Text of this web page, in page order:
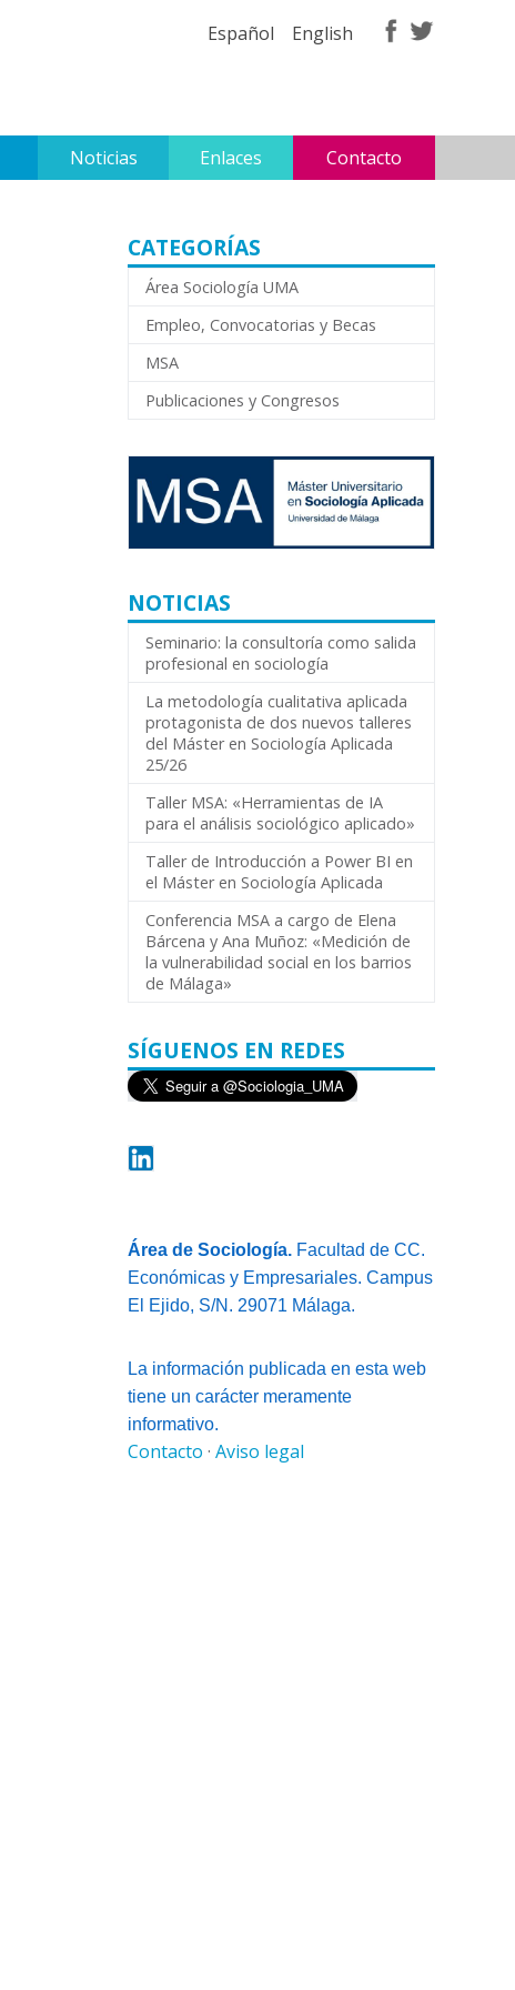
Español English
Noticias Enlaces Contacto
CATEGORÍAS
Área Sociología UMA
Empleo, Convocatorias y Becas
MSA
Publicaciones y Congresos
NOTICIAS
Seminario: la consultoría como salida
profesional en sociología
La metodología cualitativa aplicada
protagonista de dos nuevos talleres
del Máster en Sociología Aplicada
25/26
Taller MSA: «Herramientas de IA
para el análisis sociológico aplicado»
Taller de Introducción a Power BI en
el Máster en Sociología Aplicada
Conferencia MSA a cargo de Elena
Bárcena y Ana Muñoz: «Medición de
la vulnerabilidad social en los barrios
de Málaga»
SÍGUENOS EN REDES
Área de Sociología.Facultad de CC.
Económicas y Empresariales. Campus
El Ejido, S/N. 29071 Málaga.
La información publicada en esta web
tiene un carácter meramente
informativo.
Contacto · Aviso legal